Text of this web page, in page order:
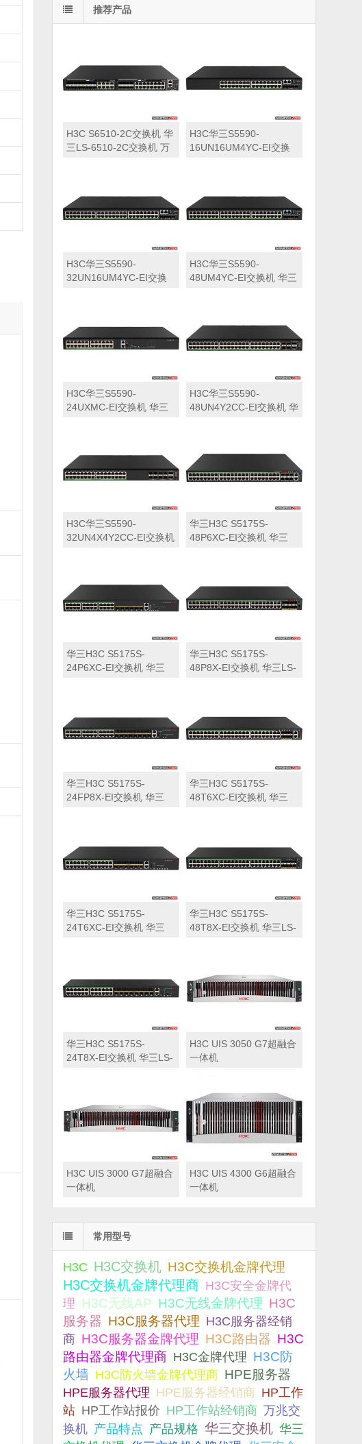
推荐产品
H3C S6510-2C交换机 华
三LS-6510-2C交换机 万
H3C华三S5590-
16UN16UM4YC-EI交换
H3C华三S5590-
32UN16UM4YC-EI交换
H3C华三S5590-
48UM4YC-EI交换机 华三
H3C华三S5590-
24UXMC-EI交换机 华三
H3C华三S5590-
48UN4Y2CC-EI交换机 华
H3C华三S5590-
32UN4X4Y2CC-EI交换机
华三H3C S5175S-
48P6XC-EI交换机 华三
华三H3C S5175S-
24P6XC-EI交换机 华三
华三H3C S5175S-
48P8X-EI交换机 华三LS-
华三H3C S5175S-
24FP8X-EI交换机 华三
华三H3C S5175S-
48T6XC-EI交换机 华三
华三H3C S5175S-
24T6XC-EI交换机 华三
华三H3C S5175S-
48T8X-EI交换机 华三LS-
华三H3C S5175S-
24T8X-EI交换机 华三LS-
H3C UIS 3050 G7超融合
一体机
H3C UIS 3000 G7超融合
一体机
H3C UIS 4300 G6超融合
一体机
常用型号
H3C H3C交换机 H3C交换机金牌代理
H3C交换机金牌代理商 H3C安全金牌代
理
H3C无线AP H3C无线金牌代理 H3C
服务器 H3C服务器代理 H3C服务器经销
商 H3C服务器金牌代理 H3C路由器 H3C
路由器金牌代理商 H3C金牌代理 H3C防
火墙 H3C防火墙金牌代理商 HPE服务器
HPE服务器代理 HPE服务器经销商 HP工作
站 HP工作站报价 HP工作站经销商 万兆交
换机 产品特点 产品规格 华三交换机 华三